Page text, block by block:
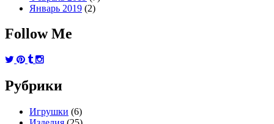
Январь 2019 (2)
Follow Me
Рубрики
Игрушки (6)